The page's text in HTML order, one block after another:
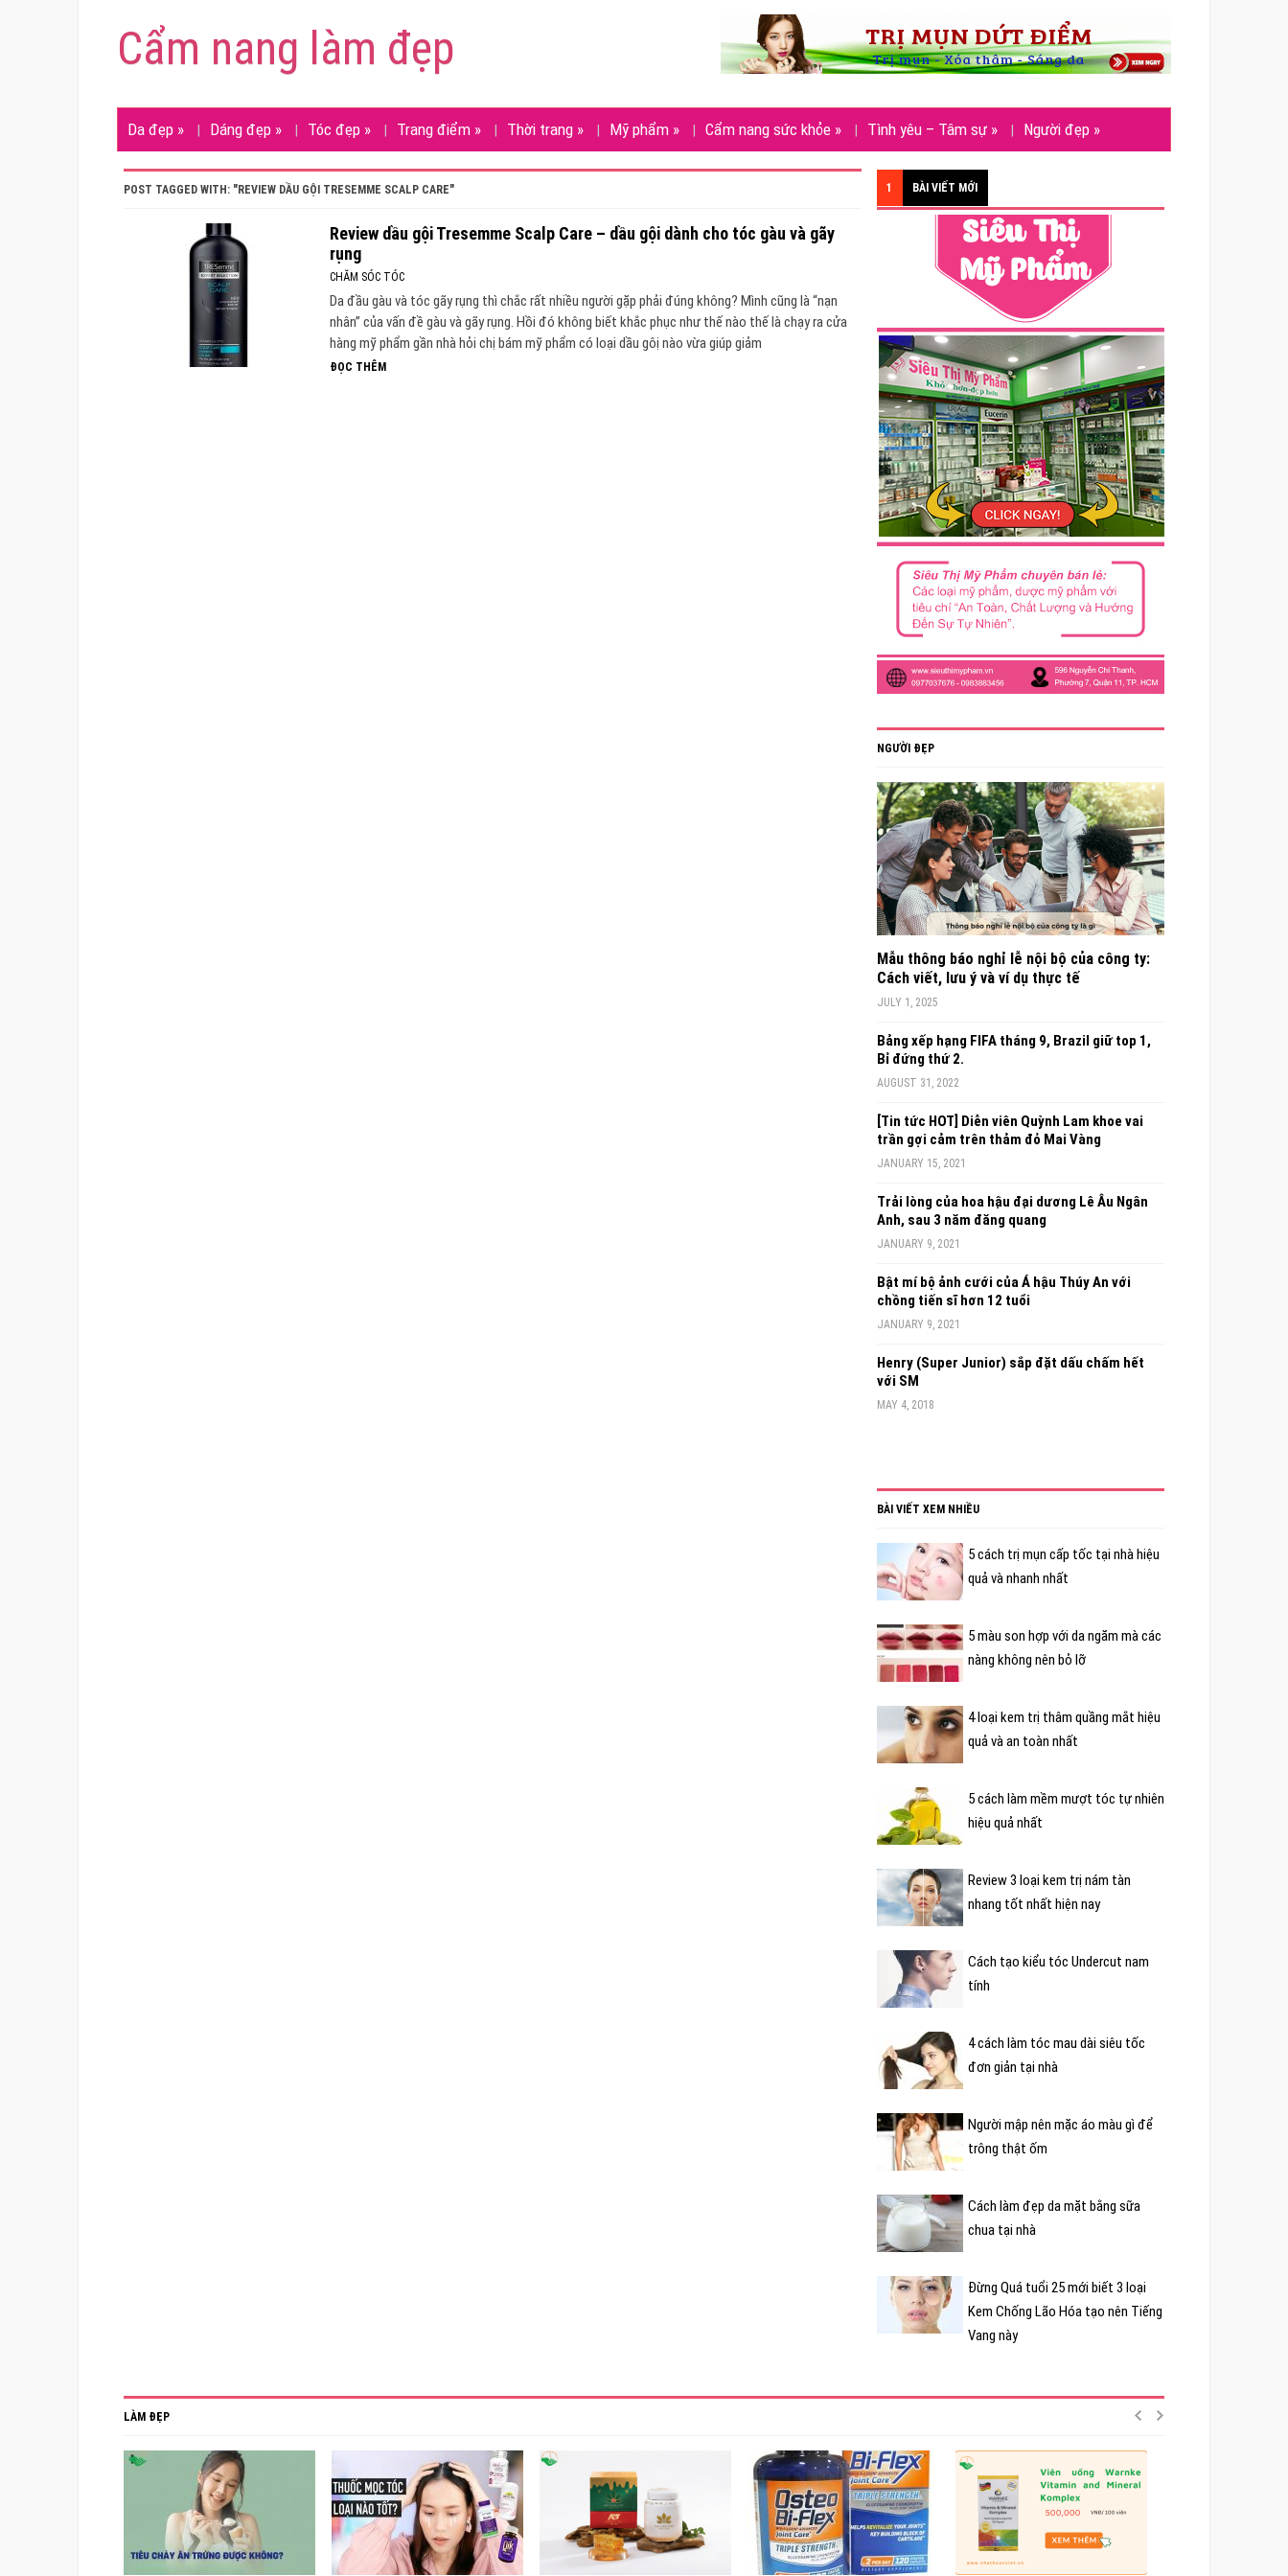
Cẩm nang làm đẹp
Da đẹp » Dáng đẹp » Tóc đẹp » Trang điểm » Thời trang » Mỹ phẩm » Cẩm nang sức khỏe » Tình yêu – Tâm sự » Người đẹp »
POST TAGGED WITH: "REVIEW DẦU GỘI TRESEMME SCALP CARE"
Review dầu gội Tresemme Scalp Care – dầu gội dành cho tóc gàu và gãy
rụng
CHĂM SÓC TÓC
Da đầu gàu và tóc gãy rụng thì chắc rất nhiều người gặp phải đúng không? Mình cũng là “nạn
nhân” của vấn đề gàu và gãy rụng. Hồi đó không biết khắc phục như thế nào thế là chạy ra cửa
hàng mỹ phẩm gần nhà hỏi chị bám mỹ phẩm có loại dầu gôị nào vừa giúp giảm
ĐỌC THÊM
1 BÀI VIẾT MỚI
NGƯỜI ĐẸP
Mẫu thông báo nghỉ lễ nội bộ của công ty:
Cách viết, lưu ý và ví dụ thực tế
JULY 1, 2025
Bảng xếp hạng FIFA tháng 9, Brazil giữ top 1,
Bỉ đứng thứ 2.
AUGUST 31, 2022
[Tin tức HOT] Diễn viên Quỳnh Lam khoe vai
trần gợi cảm trên thảm đỏ Mai Vàng
JANUARY 15, 2021
Trải lòng của hoa hậu đại dương Lê Âu Ngân
Anh, sau 3 năm đăng quang
JANUARY 9, 2021
Bật mí bộ ảnh cưới của Á hậu Thúy An với
chồng tiến sĩ hơn 12 tuổi
JANUARY 9, 2021
Henry (Super Junior) sắp đặt dấu chấm hết
với SM
MAY 4, 2018
BÀI VIẾT XEM NHIỀU
5 cách trị mụn cấp tốc tại nhà hiệu
quả và nhanh nhất
5 màu son hợp với da ngăm mà các
nàng không nên bỏ lỡ
4 loại kem trị thâm quầng mắt hiệu
quả và an toàn nhất
5 cách làm mềm mượt tóc tự nhiên
hiệu quả nhất
Review 3 loại kem trị nám tàn
nhang tốt nhất hiện nay
Cách tạo kiểu tóc Undercut nam
tính
4 cách làm tóc mau dài siêu tốc
đơn giản tại nhà
Người mập nên mặc áo màu gì để
trông thật ốm
Cách làm đẹp da mặt bằng sữa
chua tại nhà
Đừng Quá tuổi 25 mới biết 3 loại
Kem Chống Lão Hóa tạo nên Tiếng
Vang này
LÀM ĐẸP